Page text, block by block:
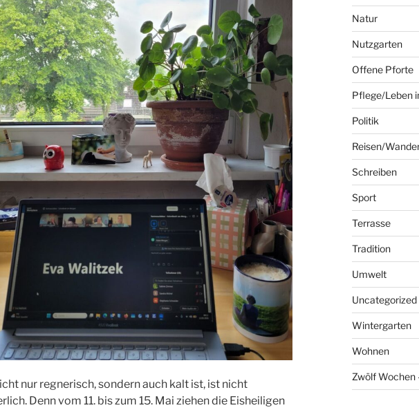
nur regnerisch, sondern auch kalt ist, ist nicht
Denn vom 11. bis zum 15. Mai ziehen die Eisheiligen
Natur
Nutzgarten
Offene Pforte
Pflege/Leben
Politik
Reisen/
Schreiben
Sport
Terrasse
Tradition
Umwelt
Uncategorized
Wintergarten
Wohnen
Zwölf Wochen